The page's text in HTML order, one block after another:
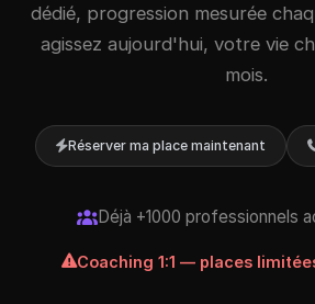
dédié, progression mesurée
agissez aujourd'hui, votre vie
mois.
Réserver ma place maintenant
Déjà +1000 professionnels
Coaching 1:1 — places